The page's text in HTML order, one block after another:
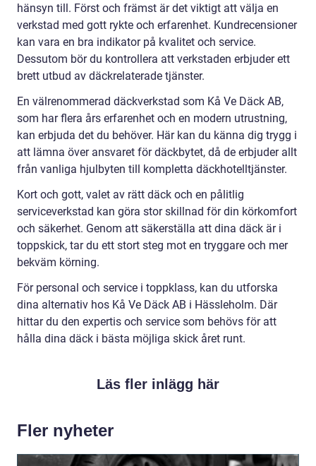
hänsyn till. Först och främst är det viktigt att välja en
verkstad med gott rykte och erfarenhet. Kundrecensioner
kan vara en bra indikator på kvalitet och service.
Dessutom bör du kontrollera att verkstaden erbjuder ett
brett utbud av däckrelaterade tjänster.
En välrenommerad däckverkstad som Kå Ve Däck AB,
som har flera års erfarenhet och en modern utrustning,
kan erbjuda det du behöver. Här kan du känna dig trygg i
att lämna över ansvaret för däckbytet, då de erbjuder allt
från vanliga hjulbyten till kompletta däckhotelltjänster.
Kort och gott, valet av rätt däck och en pålitlig
serviceverkstad kan göra stor skillnad för din körkomfort
och säkerhet. Genom att säkerställa att dina däck är i
toppskick, tar du ett stort steg mot en tryggare och mer
bekväm körning.
För personal och service i toppklass, kan du utforska
dina alternativ hos Kå Ve Däck AB i Hässleholm. Där
hittar du den expertis och service som behövs för att
hålla dina däck i bästa möjliga skick året runt.
Läs fler inlägg här
Fler nyheter